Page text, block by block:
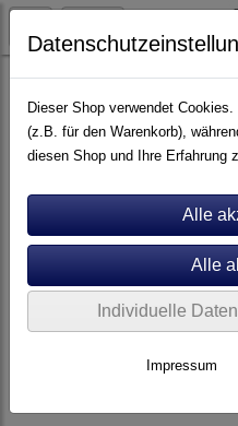
Elektronik Endverstärker
Dieser Shop verwendet
(z.B. für den Warenkorb),
diesen Shop und Ihre Erfahrung
Individuelle
Impressum